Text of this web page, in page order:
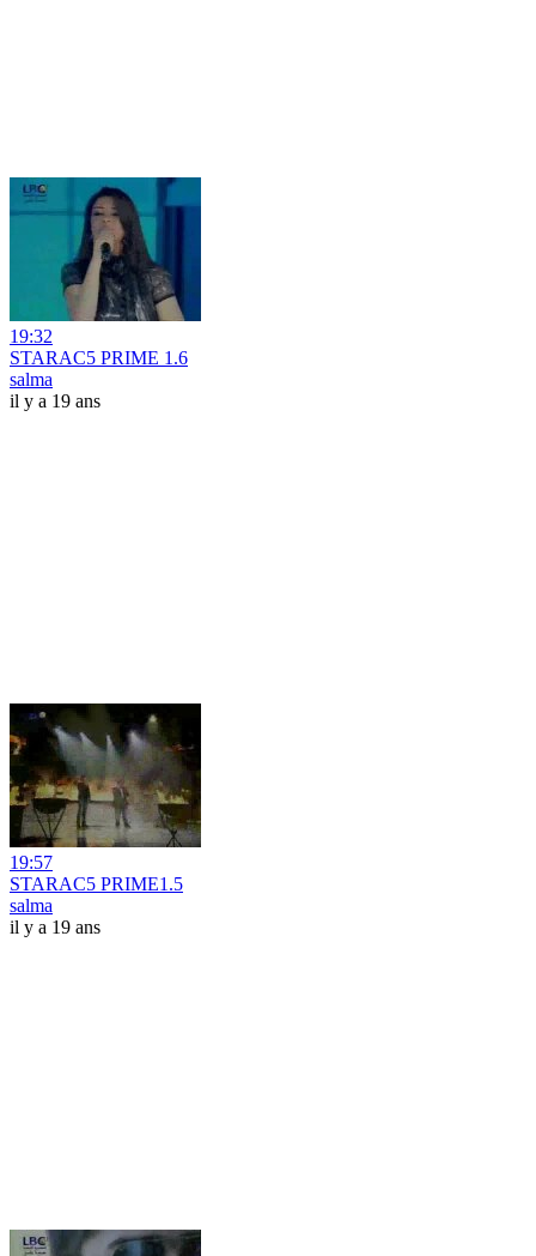
19:32
STARAC5 PRIME 1.6
salma
il y a 19 ans
19:57
STARAC5 PRIME1.5
salma
il y a 19 ans